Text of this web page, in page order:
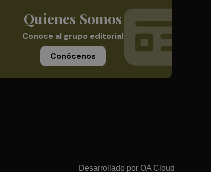
Quienes Somos
Conoce al grupo editorial
Conócenos
Desarrollado por OA Cloud